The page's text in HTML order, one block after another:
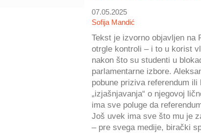
07.05.2025
Sofija Mandić
Tekst je izvorno objavljen na
otrgle kontroli – i to u korist
nakon što su studenti u
parlamentarne izbore.
pobune priziva referendum
„izjašnjavanja“ o njegovoj
ima sve poluge da
Još uvek ima sve što mu je
– pre svega medije, birački